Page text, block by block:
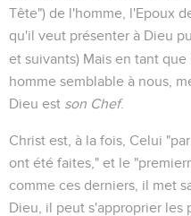
Tête") de l'homme, l'Epoux
qu'il veut présenter à Dieu
et suivants) Mais en tant
homme semblable à nous,
Dieu est son Chef.
Christ est, à la fois, Celui
ont été faites," et le
comme ces derniers, il met
Dieu, il peut s'approprier les